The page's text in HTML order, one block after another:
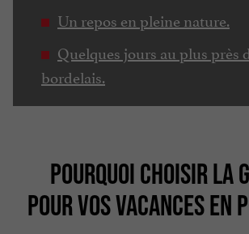
Un repos en pleine nature.
Quelques jours au plus près
bordelais.
POURQUOI CHOISIR LA
POUR VOS VACANCES EN